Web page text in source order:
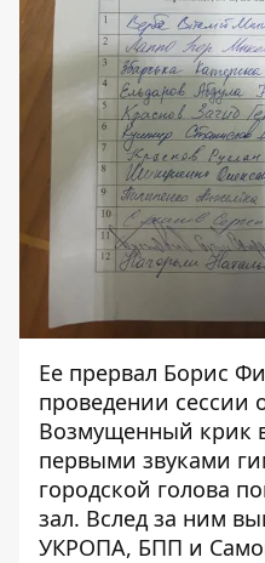
Ее прервал Борис
проведении сессии
Возмущенный крик
первыми звуками
городской голова
зал. Вслед за ним
УКРОПА, БПП и